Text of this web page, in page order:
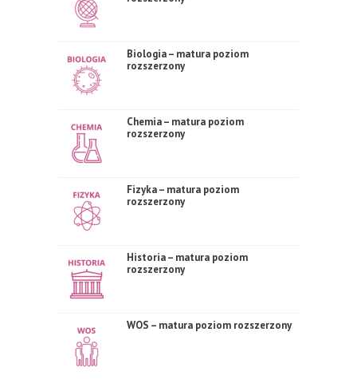
Biologia – matura poziom
rozszerzony
Chemia – matura poziom
rozszerzony
Fizyka – matura poziom
rozszerzony
Historia – matura poziom
rozszerzony
WOS – matura poziom rozszerzony